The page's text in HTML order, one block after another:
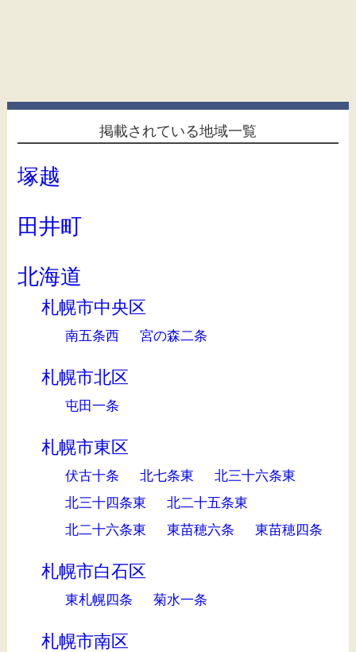
掲載されている地域一覧
塚越
田井町
北海道
札幌市中央区
南五条西 宮の森二条
札幌市北区
屯田一条
札幌市東区
伏古十条 北七条東
北三十六条東
北三十四条東
北二十五条東
北二十六条東
東苗穂六条 東苗穂四条
札幌市白石区
東札幌四条 菊水一条
札幌市南区